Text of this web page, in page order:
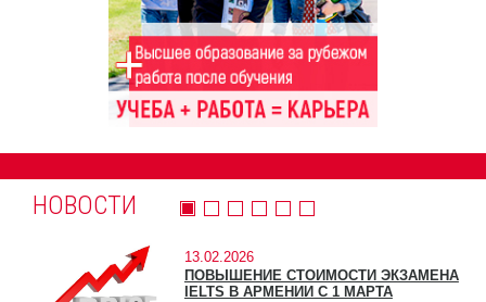
НОВОСТИ
13.02.2026
ПОВЫШЕНИЕ СТОИМОСТИ ЭКЗАМЕНА
IELTS В АРМЕНИИ С 1 МАРТА